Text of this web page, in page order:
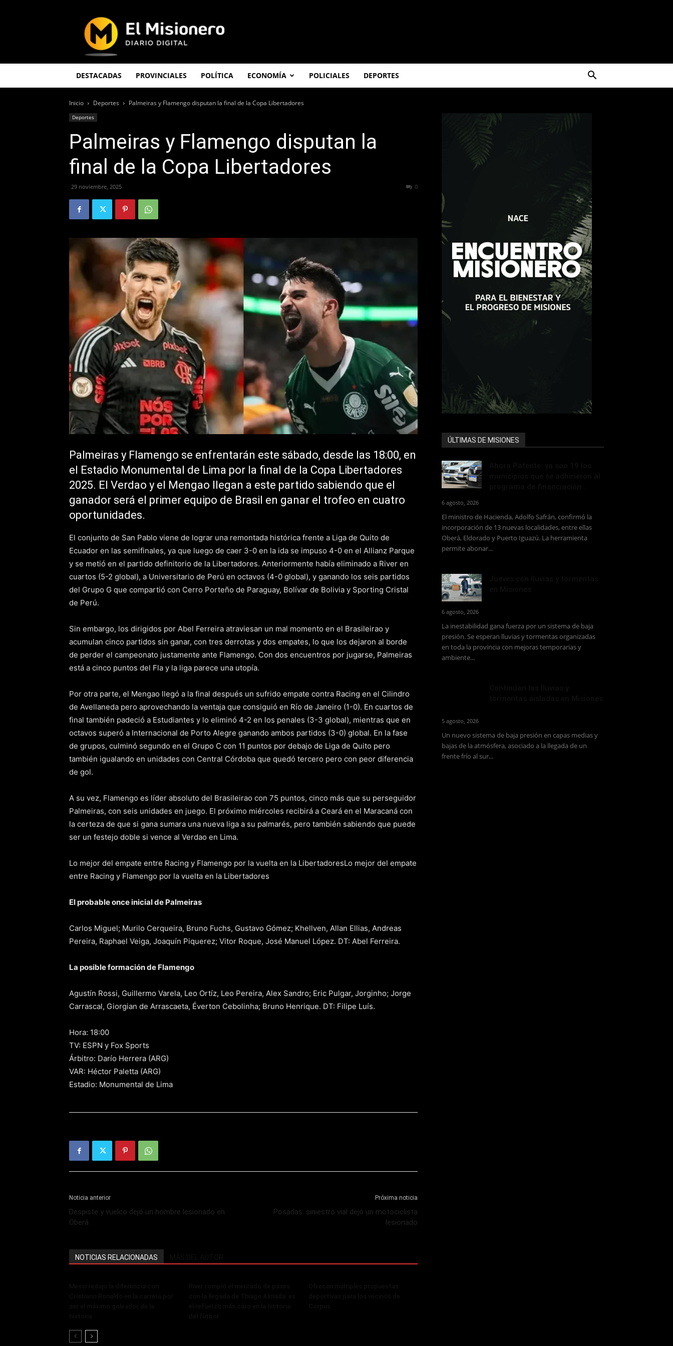
Misionero
DESTACADAS PROVINCIALES POLÍTICA ECONOMÍA POLICIALES DEPORTES
Inicio Deportes Palmeiras y Flamengo disputan la final de la Copa Libertadores
Deportes
Palmeiras y Flamengo disputan la
final de la Copa Libertadores
29 noviembre, 2025 0
Palmeiras y Flamengo se enfrentarán este sábado, desde las 18:00, en
el Estadio Monumental de Lima por la final de la Copa Libertadores
2025. El Verdao y el Mengao llegan a este partido sabiendo que el
ganador será el primer equipo de Brasil en ganar el trofeo en cuatro
oportunidades.
El conjunto de San Pablo viene de lograr una remontada histórica frente a Liga de Quito de
Ecuador en las semifinales, ya que luego de caer 3-0 en la ida se impuso 4-0 en el Allianz Parque
y se metió en el partido definitorio de la Libertadores. Anteriormente había eliminado a River en
cuartos (5-2 global), a Universitario de Perú en octavos (4-0 global), y ganando los seis partidos
del Grupo G que compartió con Cerro Porteño de Paraguay, Bolívar de Bolivia y Sporting Cristal
de Perú.
Sin embargo, los dirigidos por Abel Ferreira atraviesan un mal momento en el Brasileirao y
acumulan cinco partidos sin ganar, con tres derrotas y dos empates, lo que los dejaron al borde
de perder el campeonato justamente ante Flamengo. Con dos encuentros por jugarse, Palmeiras
está a cinco puntos del Fla y la liga parece una utopía.
Por otra parte, el Mengao llegó a la final después un sufrido empate contra Racing en el Cilindro
de Avellaneda pero aprovechando la ventaja que consiguió en Río de Janeiro (1-0). En cuartos de
final también padeció a Estudiantes y lo eliminó 4-2 en los penales (3-3 global), mientras que en
octavos superó a Internacional de Porto Alegre ganando ambos partidos (3-0) global. En la fase
de grupos, culminó segundo en el Grupo C con 11 puntos por debajo de Liga de Quito pero
también igualando en unidades con Central Córdoba que quedó tercero pero con peor diferencia
de gol.
A su vez, Flamengo es líder absoluto del Brasileirao con 75 puntos, cinco más que su perseguidor
Palmeiras, con seis unidades en juego. El próximo miércoles recibirá a Ceará en el Maracaná con
la certeza de que si gana sumara una nueva liga a su palmarés, pero también sabiendo que puede
ser un festejo doble si vence al Verdao en Lima.
Lo mejor del empate entre Racing y Flamengo por la vuelta en la LibertadoresLo mejor del empate
entre Racing y Flamengo por la vuelta en la Libertadores
El probable once inicial de Palmeiras
Carlos Miguel; Murilo Cerqueira, Bruno Fuchs, Gustavo Gómez; Khellven, Allan Ellias, Andreas
Pereira, Raphael Veiga, Joaquín Piquerez; Vitor Roque, José Manuel López. DT: Abel Ferreira.
La posible formación de Flamengo
Agustín Rossi, Guillermo Varela, Leo Ortíz, Leo Pereira, Alex Sandro; Eric Pulgar, Jorginho; Jorge
Carrascal, Giorgian de Arrascaeta, Éverton Cebolinha; Bruno Henrique. DT: Filipe Luís.
Hora: 18:00
TV: ESPN y Fox Sports
Árbitro: Darío Herrera (ARG)
VAR: Héctor Paletta (ARG)
Estadio: Monumental de Lima
Noticia anterior
Despiste y vuelco dejó un hombre lesionado en
Oberá
Próxima noticia
Posadas: siniestro vial dejó un motociclista
lesionado
NOTICIAS RELACIONADAS
ÚLTIMAS DE MISIONES
6 agosto, 2026
El ministro de Hacienda, Adolfo Safrán, confirmó la
incorporación de 13 nuevas localidades, entre ellas
Oberá, Eldorado y Puerto Iguazú. La herramienta
permite abonar...
6 agosto, 2026
La inestabilidad gana fuerza por un sistema de baja
presión. Se esperan lluvias y tormentas organizadas
en toda la provincia con mejoras temporarias y
ambiente...
5 agosto, 2026
Un nuevo sistema de baja presión en capas medias y
bajas de la atmósfera, asociado a la llegada de un
frente frío al sur...